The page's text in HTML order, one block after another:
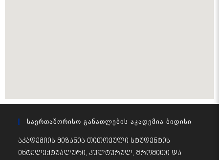
Საერთაშორისო Განათლების Აკადემია Ბიდისი
აკადემიის მიზანია თითოეული სტუდენტის
ინტელექტუალური, კულტურულ, შრომითი და